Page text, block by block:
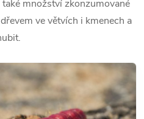
množství zkonzumované
ve větvích i kmenech a